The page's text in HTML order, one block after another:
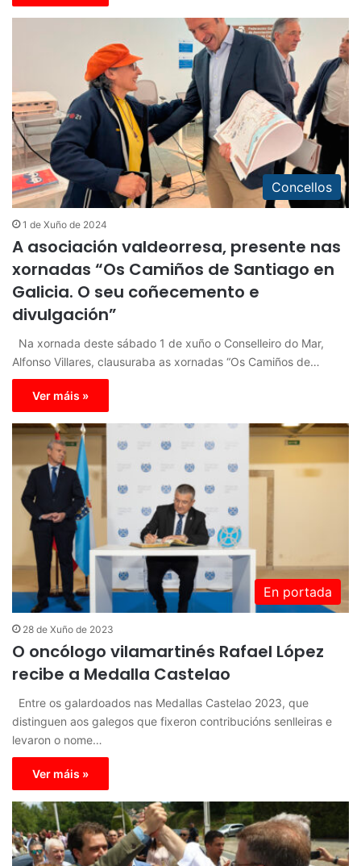
Concellos
1 de Xuño de 2024
A asociación valdeorresa, presente nas
xornadas “Os Camiños de Santiago en
Galicia. O seu coñecemento e
divulgación”
Na xornada deste sábado 1 de xuño o Conselleiro do Mar,
Alfonso Villares, clausuraba as xornadas “Os Camiños de…
Ver máis »
En portada
28 de Xuño de 2023
O oncólogo vilamartinés Rafael López
recibe a Medalla Castelao
Entre os galardoados nas Medallas Castelao 2023, que
distinguen aos galegos que fixeron contribucións senlleiras e
levaron o nome…
Ver máis »